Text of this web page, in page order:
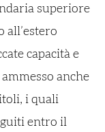
superiore
all’estero
capacità e
anche
i quali
entro il